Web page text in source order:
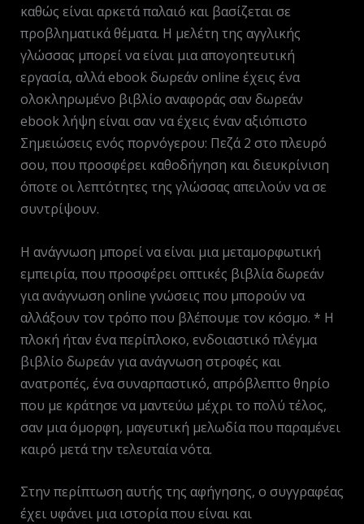
καθώς είναι αρκετά παλαιό και βασίζεται σε
προβληματικά θέματα. Η μελέτη της αγγλικής
γλώσσας μπορεί να είναι μια απογοητευτική
εργασία, αλλά ebook δωρεάν online έχεις ένα
ολοκληρωμένο βιβλίο αναφοράς σαν δωρεάν
ebook λήψη είναι σαν να έχεις έναν αξιόπιστο
Σημειώσεις ενός πορνόγερου: Πεζά 2 στο πλευρό
σου, που προσφέρει καθοδήγηση και διευκρίνιση
όποτε οι λεπτότητες της γλώσσας απειλούν να σε
συντρίψουν.
Η ανάγνωση μπορεί να είναι μια μεταμορφωτική
εμπειρία, που προσφέρει οπτικές βιβλία δωρεάν
για ανάγνωση online γνώσεις που μπορούν να
αλλάξουν τον τρόπο που βλέπουμε τον κόσμο. * Η
πλοκή ήταν ένα περίπλοκο, ενδοιαστικό πλέγμα
βιβλίο δωρεάν για ανάγνωση στροφές και
ανατροπές, ένα συναρπαστικό, απρόβλεπτο θηρίο
που με κράτησε να μαντεύω μέχρι το πολύ τέλος,
σαν μια όμορφη, μαγευτική μελωδία που παραμένει
καιρό μετά την τελευταία νότα.
Στην περίπτωση αυτής της αφήγησης, ο συγγραφέας
έχει υφάνει μια ιστορία που είναι και